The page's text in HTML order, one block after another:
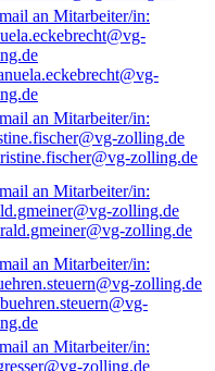
zolling.de
zolling.de